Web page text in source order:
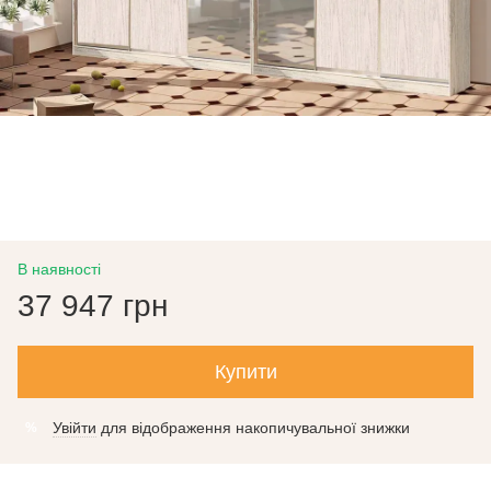
В наявності
37 947 грн
Купити
Увійти для відображення накопичувальної знижки